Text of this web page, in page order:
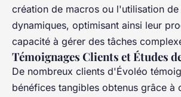
création de macros ou l'utilisation
dynamiques, optimisant ainsi leur
capacité à gérer des tâches
Témoignages Clients et Études
De nombreux clients d'Évoléo
bénéfices tangibles obtenus grâce à